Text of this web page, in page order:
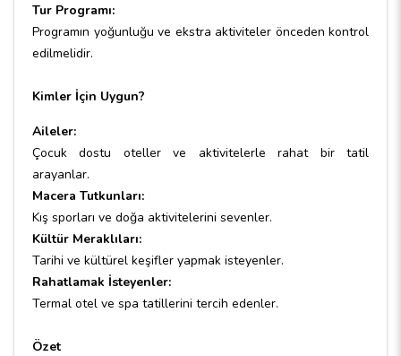
Tur Programı:
Programın yoğunluğu ve ekstra aktiviteler önceden kontrol
edilmelidir.
Kimler İçin Uygun?
Aileler:
Çocuk dostu oteller ve aktivitelerle rahat bir tatil
arayanlar.
Macera Tutkunları:
Kış sporları ve doğa aktivitelerini sevenler.
Kültür Meraklıları:
Tarihi ve kültürel keşifler yapmak isteyenler.
Rahatlamak İsteyenler:
Termal otel ve spa tatillerini tercih edenler.
Özet